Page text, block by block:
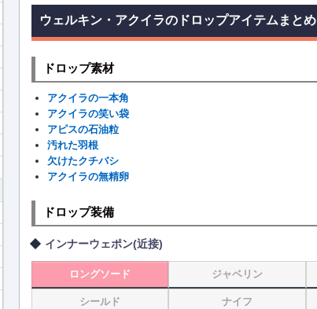
ウェルキン・アクイラのドロップアイテムまとめ
ドロップ素材
アクイラの一本角
アクイラの笑い袋
アピスの石油粒
汚れた羽根
欠けたクチバシ
アクイラの無精卵
ドロップ装備
インナーウェポン(近接)
ロングソード ジャベリン
シールド ナイフ